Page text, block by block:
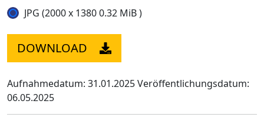
JPG (2000 x 1380 0.32 MiB )
DOWNLOAD
Aufnahmedatum: 31.01.2025Veröffentlichungsdatum:
06.05.2025